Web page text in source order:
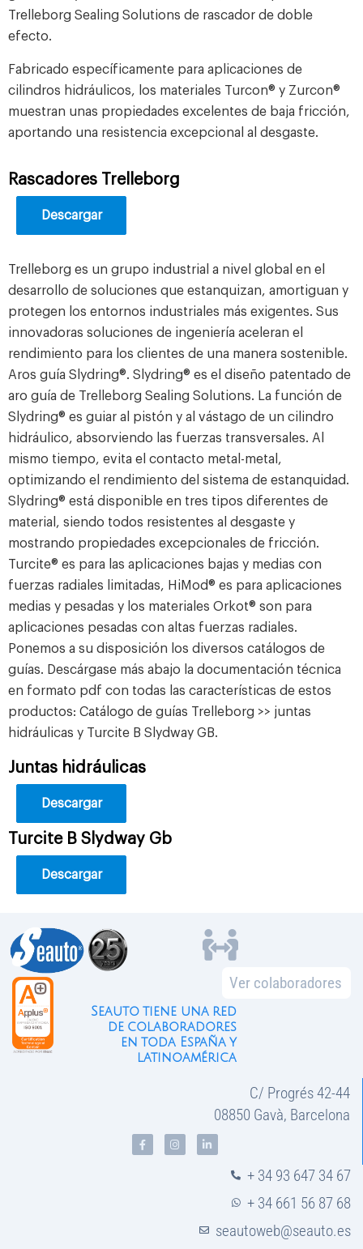
Trelleborg Sealing Solutions de rascador de doble
efecto.
Fabricado específicamente para aplicaciones de
cilindros hidráulicos, los materiales Turcon® y Zurcon®
muestran unas propiedades excelentes de baja fricción,
aportando una resistencia excepcional al desgaste.
Rascadores Trelleborg
Descargar
Trelleborg es un grupo industrial a nivel global en el
desarrollo de soluciones que estanquizan, amortiguan y
protegen los entornos industriales más exigentes. Sus
innovadoras soluciones de ingeniería aceleran el
rendimiento para los clientes de una manera sostenible.
Aros guía Slydring®. Slydring® es el diseño patentado de
aro guía de Trelleborg Sealing Solutions. La función de
Slydring® es guiar al pistón y al vástago de un cilindro
hidráulico, absorviendo las fuerzas transversales. Al
mismo tiempo, evita el contacto metal-metal,
optimizando el rendimiento del sistema de estanquidad.
Slydring® está disponible en tres tipos diferentes de
material, siendo todos resistentes al desgaste y
mostrando propiedades excepcionales de fricción.
Turcite® es para las aplicaciones bajas y medias con
fuerzas radiales limitadas, HiMod® es para aplicaciones
medias y pesadas y los materiales Orkot® son para
aplicaciones pesadas con altas fuerzas radiales.
Ponemos a su disposición los diversos catálogos de
guías. Descárgase más abajo la documentación técnica
en formato pdf con todas las características de estos
productos: Catálogo de guías Trelleborg >> juntas
hidráulicas y Turcite B Slydway GB.
Juntas hidráulicas
Descargar
Turcite B Slydway Gb
Descargar
Ver colaboradores
Seauto tiene una red
de colaboradores
en toda España y
latinoamérica
C/ Progrés 42-44
08850 Gavà, Barcelona
+ 34 93 647 34 67
+ 34 661 56 87 68
seautoweb@seauto.es